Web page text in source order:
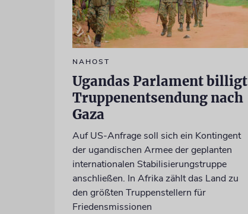
NAHOST
Ugandas Parlament billigt
Truppenentsendung nach
Gaza
Auf US-Anfrage soll sich ein Kontingent
der ugandischen Armee der geplanten
internationalen Stabilisierungstruppe
anschließen. In Afrika zählt das Land zu
den größten Truppenstellern für
Friedensmissionen